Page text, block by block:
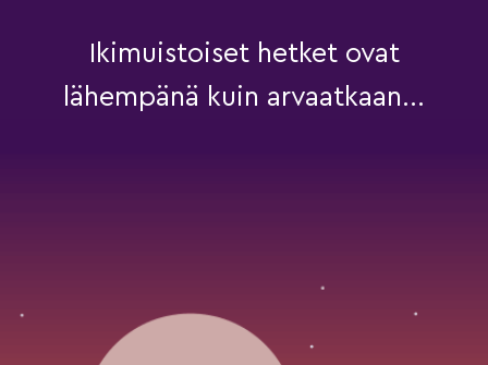
Ikimuistoiset hetket ovat
lähempänä kuin arvaatkaan...